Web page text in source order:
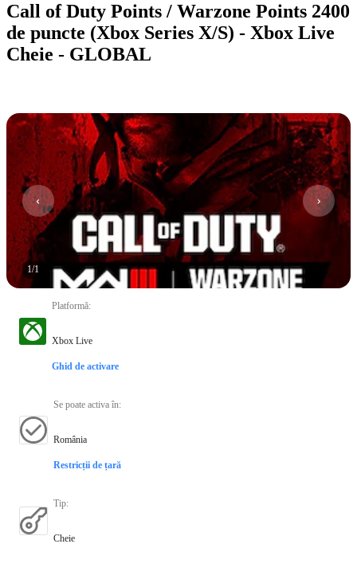
Call of Duty Points / Warzone Points 2400
de puncte (Xbox Series X/S) - Xbox Live
Cheie - GLOBAL
1/1
Platformă:
Xbox Live
Ghid de activare
Se poate activa în:
România
Restricții de țară
Tip:
Cheie